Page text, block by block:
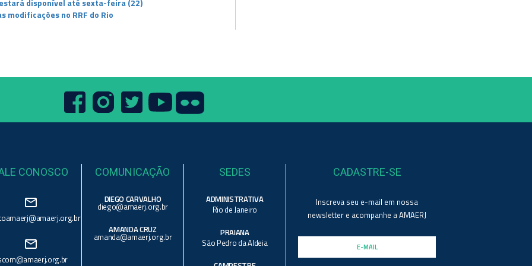
disponível até sexta-feira (22)
no RRF do Rio
CONOSCO
mail_outline
mail_outline
COMUNICAÇÃO
DIEGO CARVALHO
diego@amaerj.org.br
AMANDA CRUZ
amanda@amaerj.org.br
SEDES
ADMINISTRATIVA
Rio de Janeiro
PRAIANA
São Pedro da Aldeia
CADASTRE-SE
Inscreva seu e-mail em nossa
newsletter e acompanhe a AMAERJ